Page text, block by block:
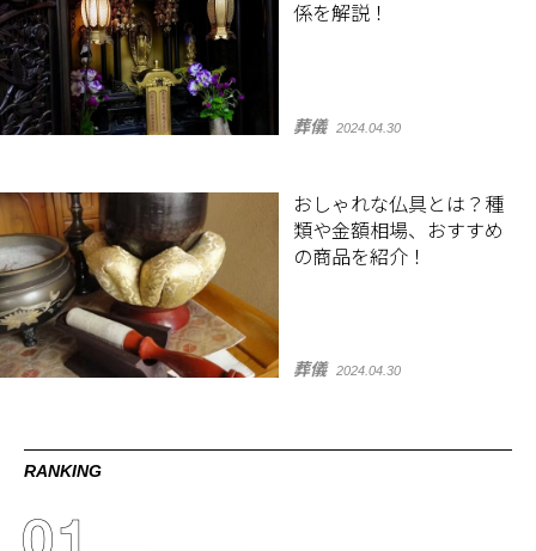
係を解説！
葬儀 2024.04.30
おしゃれな仏具とは？種
類や金額相場、おすすめ
の商品を紹介！
葬儀 2024.04.30
RANKING